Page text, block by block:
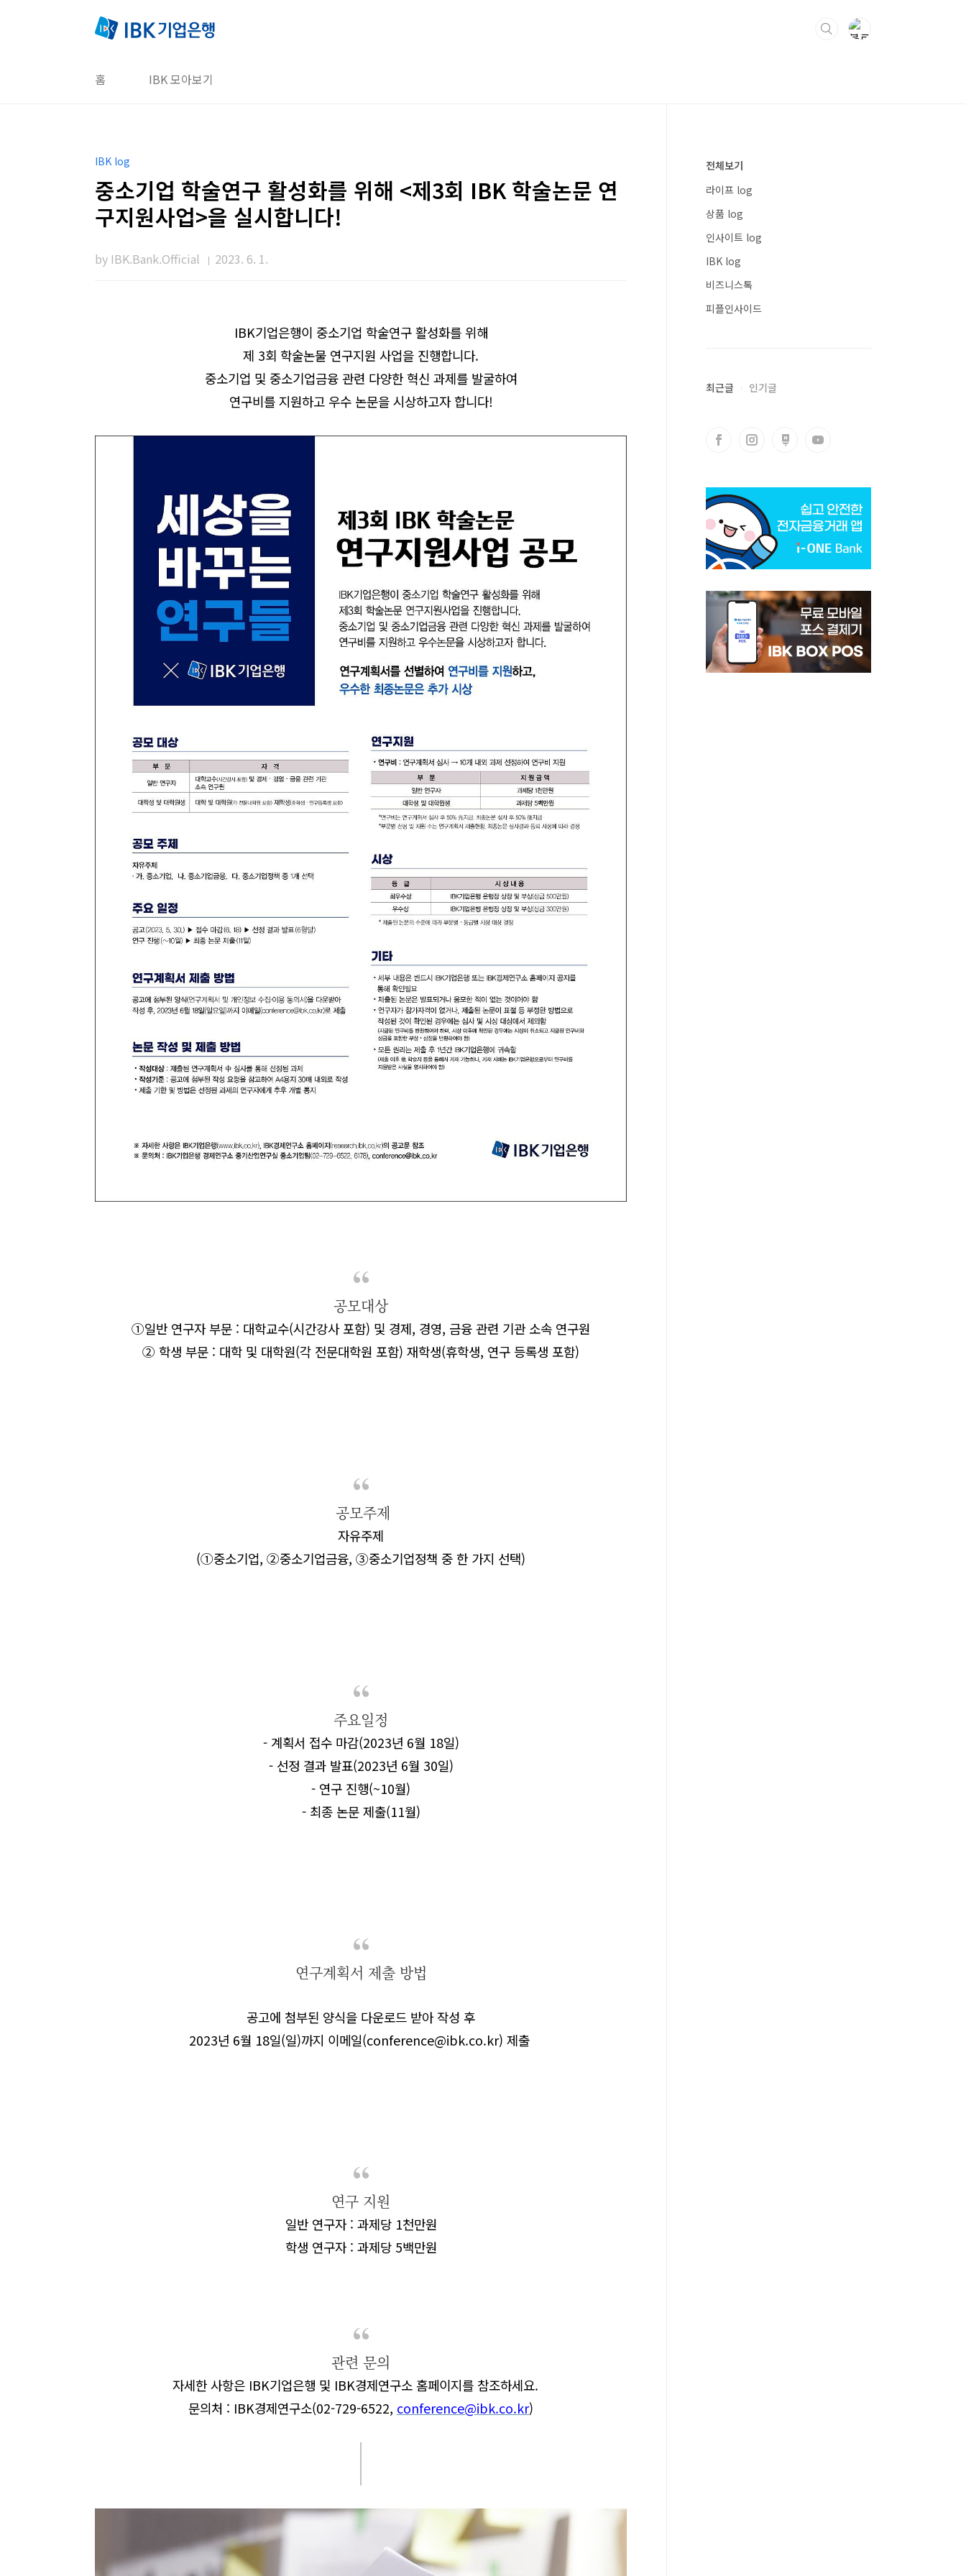
홈 IBK 모아보기
IBK log
중소기업 학술연구 활성화를 위해 <제3회 IBK 학술논문 연
구지원사업>을 실시합니다!
by IBK.Bank.Official 2023. 6. 1.
IBK기업은행이 중소기업 학술연구 활성화를 위해
제 3회 학술논물 연구지원 사업을 진행합니다.
중소기업 및 중소기업금융 관련 다양한 혁신 과제를 발굴하여
연구비를 지원하고 우수 논문을 시상하고자 합니다!
공모대상
①일반 연구자 부문 : 대학교수(시간강사 포함) 및 경제, 경영, 금융 관련 기관 소속 연구원
② 학생 부문 : 대학 및 대학원(각 전문대학원 포함) 재학생(휴학생, 연구 등록생 포함)
공모주제
자유주제
(①중소기업, ②중소기업금융, ③중소기업정책 중 한 가지 선택)
주요일정
- 계획서 접수 마감(2023년 6월 18일)
- 선정 결과 발표(2023년 6월 30일)
- 연구 진행(~10월)
- 최종 논문 제출(11월)
연구계획서 제출 방법
공고에 첨부된 양식을 다운로드 받아 작성 후
2023년 6월 18일(일)까지 이메일(conference@ibk.co.kr) 제출
연구 지원
일반 연구자 : 과제당 1천만원
학생 연구자 : 과제당 5백만원
관련 문의
자세한 사항은 IBK기업은행 및 IBK경제연구소 홈페이지를 참조하세요.
문의처 : IBK경제연구소(02-729-6522, conference@ibk.co.kr)
전체보기
라이프 log
상품 log
인사이트 log
IBK log
비즈니스톡
피플인사이드
최근글 인기글